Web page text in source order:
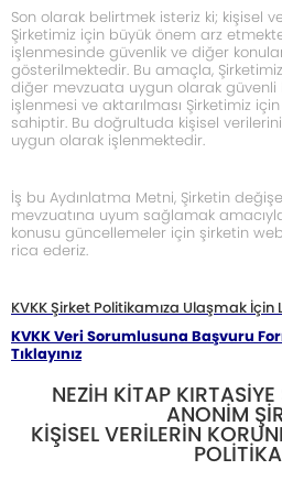
Son olarak belirtmek isteriz ki; kişisel
Şirketimiz için büyük önem arz
işlenmesinde güvenlik ve diğer
gösterilmektedir. Bu amaçla,
diğer mevzuata uygun olarak güvenli
işlenmesi ve aktarılması Şirketimiz
sahiptir. Bu doğrultuda kişisel
uygun olarak işlenmektedir.
İş bu Aydınlatma Metni, Şirketin
mevzuatına uyum sağlamak
konusu güncellemeler için şirketin
rica ederiz.
KVKK Şirket Politikamıza Ulaşmak İçin
KVKK Veri Sorumlusuna Başvuru
Tıklayınız
NEZİH KİTAP
ANONİM
KİŞİSEL VERİLERİN